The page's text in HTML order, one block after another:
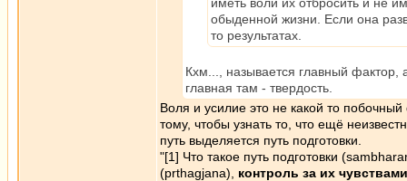
обыденной жизни. Если она
то результатах.
Кхм..., называется главный фактор,
главная там - твердость.
Воля и усилие это не какой то
тому, чтобы узнать то, что ещё
путь выделяется путь подготовки.
"[1] Что такое путь подготовки
(prthagjana), контроль за их чувствами